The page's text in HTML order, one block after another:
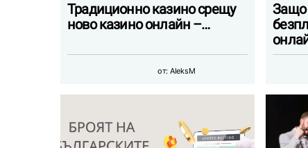
Традиционно казино срещу
ново казино онлайн –…
от: AleksM
Защо